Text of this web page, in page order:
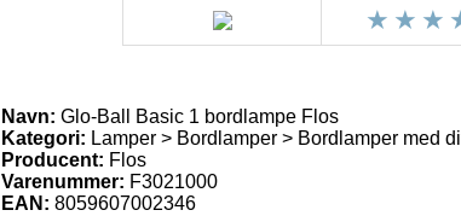
Navn: Glo-Ball Basic 1 bordlampe Flos
Kategori: Lamper > Bordlamper > Bordlamper med
Producent: Flos
Varenummer: F3021000
EAN: 8059607002346